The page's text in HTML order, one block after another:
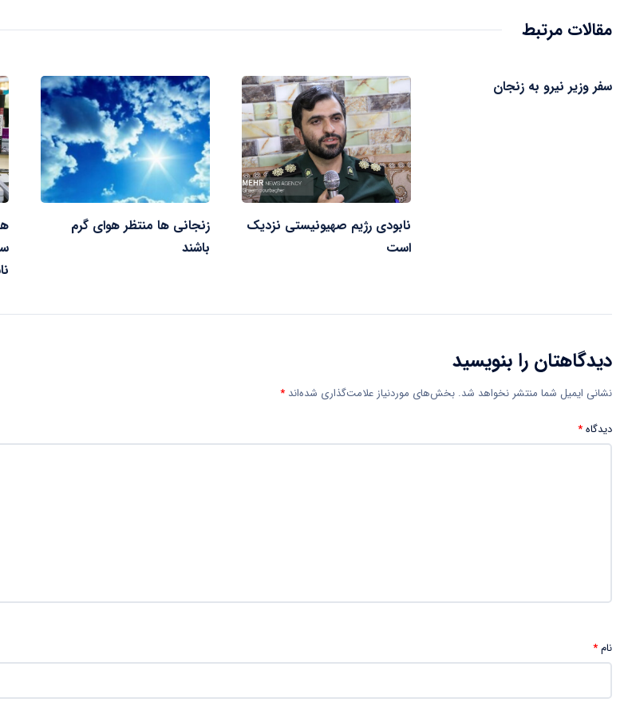
مقالات مرتبط
سفر وزیر نیرو به زنجان
نابودی رژیم صهیونیستی نزدیک
است
زنجانی ها منتظر هوای گرم
باشند
دیدگاهتان را بنویسید
نشانی ایمیل شما منتشر نخواهد شد. بخش‌های موردنیاز علامت‌گذاری شده‌اند *
دیدگاه*
نام*